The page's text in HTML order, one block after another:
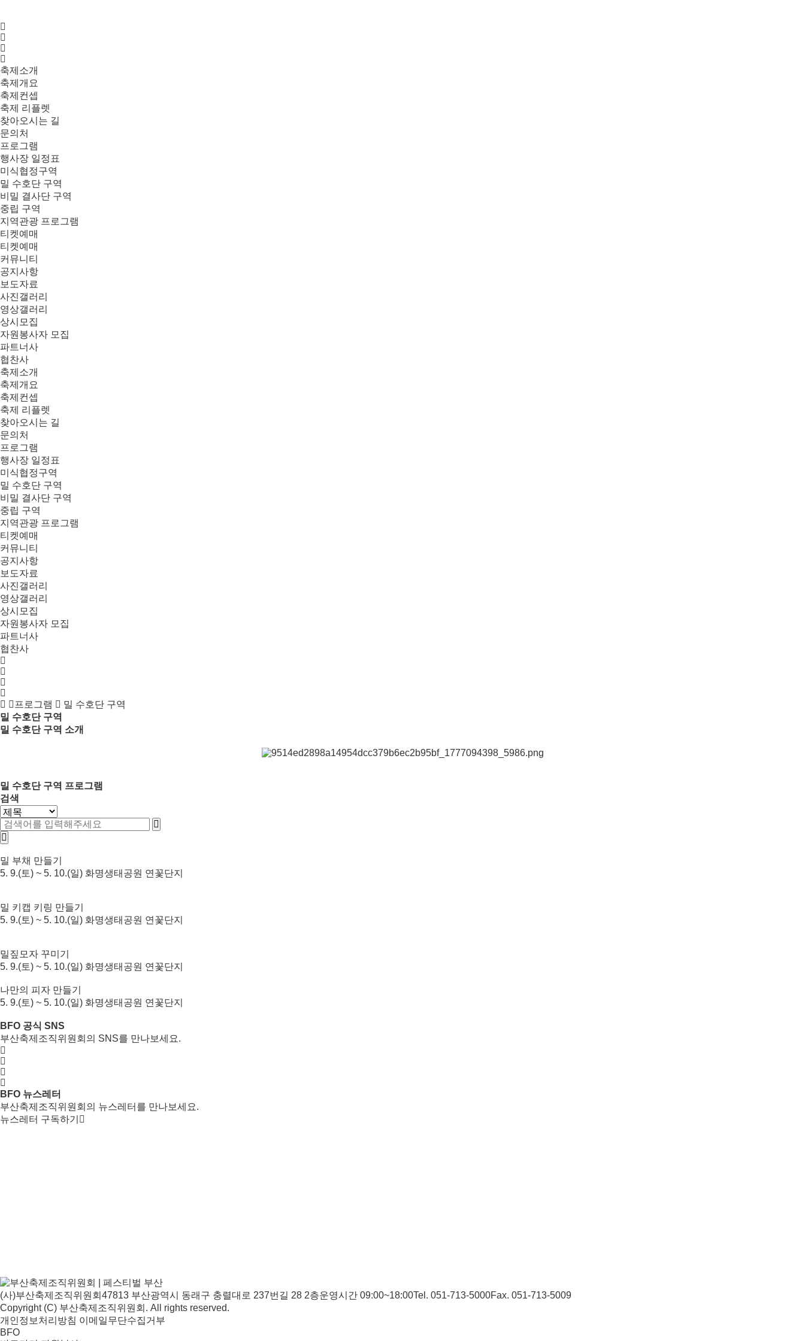
축제소개
축제개요
축제컨셉
축제 리플렛
찾아오시는 길
문의처
프로그램
행사장 일정표
미식협정구역
밀 수호단 구역
비밀 결사단 구역
중립 구역
지역관광 프로그램
티켓예매
티켓예매
커뮤니티
공지사항
보도자료
사진갤러리
영상갤러리
상시모집
자원봉사자 모집
파트너사
협찬사
축제소개
축제개요
축제컨셉
축제 리플렛
찾아오시는 길
문의처
프로그램
행사장 일정표
미식협정구역
밀 수호단 구역
비밀 결사단 구역
중립 구역
지역관광 프로그램
티켓예매
커뮤니티
공지사항
보도자료
사진갤러리
영상갤러리
상시모집
자원봉사자 모집
파트너사
협찬사
프로그램
밀 수호단 구역
밀 수호단 구역
밀 수호단 구역 소개
밀 수호단 구역 프로그램
검색
밀 부채 만들기
5. 9.(토) ~ 5. 10.(일) 화명생태공원 연꽃단지
밀 키캡 키링 만들기
5. 9.(토) ~ 5. 10.(일) 화명생태공원 연꽃단지
밀짚모자 꾸미기
5. 9.(토) ~ 5. 10.(일) 화명생태공원 연꽃단지
나만의 피자 만들기
5. 9.(토) ~ 5. 10.(일) 화명생태공원 연꽃단지
BFO 공식 SNS
부산축제조직위원회의 SNS를 만나보세요.
BFO 뉴스레터
부산축제조직위원회의 뉴스레터를 만나보세요.
뉴스레터 구독하기
(사)부산축제조직위원회 47813 부산광역시 동래구 충렬대로 237번길 28 2층운영시간 09:00~18:00Tel. 051-713-5000Fax. 051-713-5009
Copyright (C) 부산축제조직위원회. All rights reserved.
개인정보처리방침 이메일무단수집거부
BFO